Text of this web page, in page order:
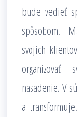
bude vedieť
spôsobom.
svojich
nasadenie. V
a